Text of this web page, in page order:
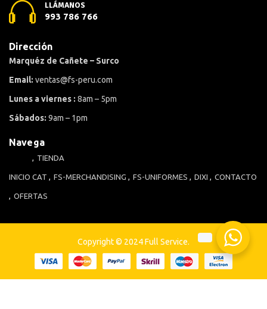
LLÁMANOS
993 786 766
Dirección
Marquéz de Cañete – Surco
Email: ventas@fs-peru.com
Lunes a viernes : 8am – 5pm
Sábados: 9am – 1pm
Navega
INICIO
TIENDA
CAT FS-MERCHANDISING FS-UNIFORMES DIXI CONTACTO
OFERTAS
Copyright © 2024 Full Service.